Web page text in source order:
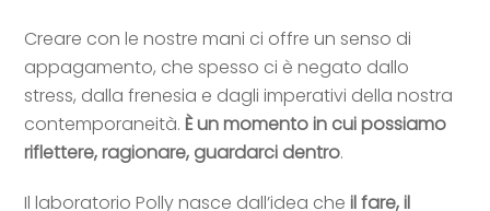
Creare con le nostre mani ci offre un senso di
appagamento, che spesso ci è negato dallo
stress, dalla frenesia e dagli imperativi della nostra
contemporaneità.È un momento in cui possiamo
riflettere, ragionare, guardarci dentro.
Il laboratorio Polly nasce dall’idea cheil fare, il